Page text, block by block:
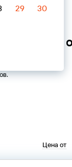
Цена от
29 30